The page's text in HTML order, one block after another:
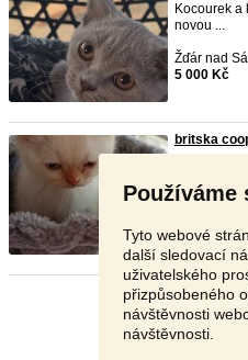
Používáme
Tyto webové
další sledovací
uživatelského
přizpůsobeného
návštěvnosti
návštěvnosti.
Kocourek a
novou ...
Žďár nad
5 000 Kč
britska
6 000 Kč
Stránka: 1